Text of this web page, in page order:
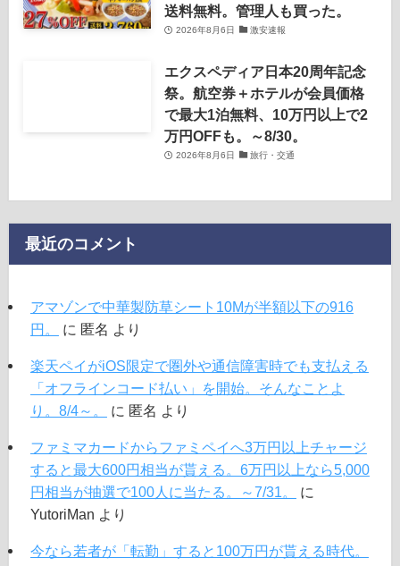
送料無料。管理人も買った。
2026年8月6日 激安速報
エクスペディア日本20周年記念
祭。航空券＋ホテルが会員価格
で最大1泊無料、10万円以上で2
万円OFFも。～8/30。
2026年8月6日 旅行・交通
最近のコメント
アマゾンで中華製防草シート10Mが半額以下の916
円。
に 匿名 より
楽天ペイがiOS限定で圏外や通信障害時でも支払える
「オフラインコード払い」を開始。そんなことよ
り。8/4～。
に 匿名 より
ファミマカードからファミペイへ3万円以上チャージ
すると最大600円相当が貰える。6万円以上なら5,000
円相当が抽選で100人に当たる。～7/31。
に
YutoriMan より
今なら若者が「転勤」すると100万円が貰える時代。